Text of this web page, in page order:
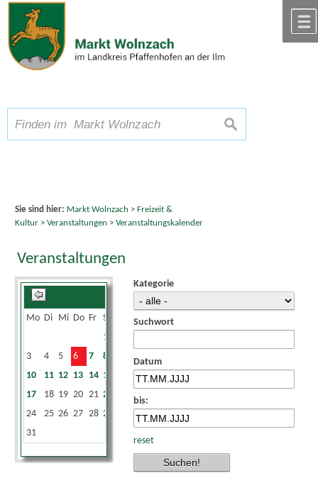
Zum Inhalt,zur Navigation
Schriftgröße A A A suchen
Sie sind hier: Markt Wolnzach > Freizeit &
Kultur> Veranstaltungen > Veranstaltungskalender
Veranstaltungen
Mo Di Mi Do Fr Sa
1
3
4 5 6 7 8
10
11 12 13 14 15
17
18 19 20 21 22
24
25 26 27 28 29
31
Kategorie
Suchwort
Datum
bis:
reset